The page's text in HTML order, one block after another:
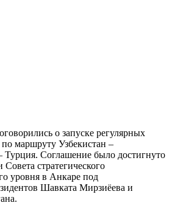
о запуске регулярных
маршруту Узбекистан –
Турция. Соглашение было достигнуто
Совета стратегического
уровня в Анкаре под
Шавката Мирзиёева и